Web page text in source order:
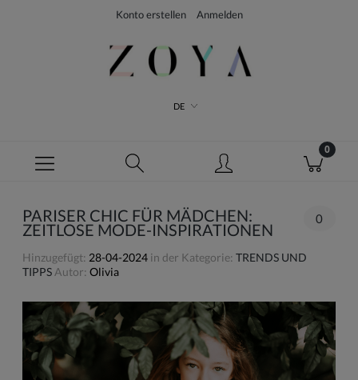
Konto erstellen Anmelden
DE
PARISER CHIC FÜR MÄDCHEN:
ZEITLOSE MODE-INSPIRATIONEN
0
Hinzugefügt: 28-04-2024 in der Kategorie: TRENDS UND
TIPPS Autor: Olivia